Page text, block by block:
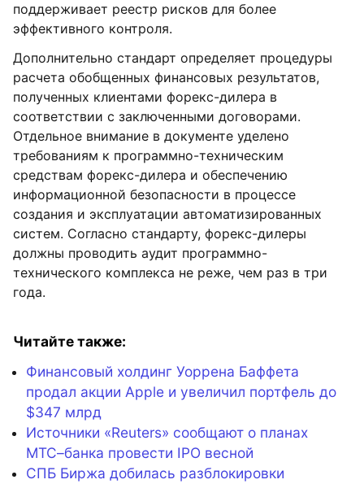
поддерживает реестр рисков для более
эффективного контроля.
Дополнительно стандарт определяет процедуры
расчета обобщенных финансовых результатов,
полученных клиентами форекс-дилера в
соответствии с заключенными договорами.
Отдельное внимание в документе уделено
требованиям к программно-техническим
средствам форекс-дилера и обеспечению
информационной безопасности в процессе
создания и эксплуатации автоматизированных
систем. Согласно стандарту, форекс-дилеры
должны проводить аудит программно-
технического комплекса не реже, чем раз в три
года.
Читайте также:
Финансовый холдинг Уоррена Баффета
продал акции Apple и увеличил портфель до
$347 млрд
Источники «Reuters» сообщают о планах
МТС–банка провести IPO весной
СПБ Биржа добилась разблокировки